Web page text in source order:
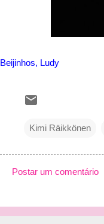
Beijinhos, Ludy
Kimi Räikkönen
m
Postar um comentário